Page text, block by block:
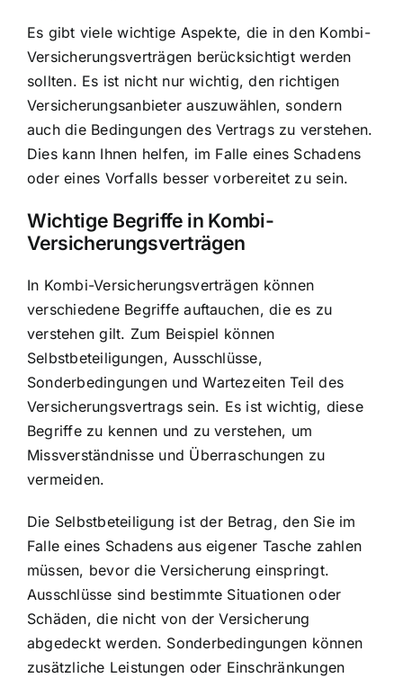
Es gibt viele wichtige Aspekte, die in den Kombi-
Versicherungsverträgen berücksichtigt werden
sollten. Es ist nicht nur wichtig, den richtigen
Versicherungsanbieter auszuwählen, sondern
auch die Bedingungen des Vertrags zu verstehen.
Dies kann Ihnen helfen, im Falle eines Schadens
oder eines Vorfalls besser vorbereitet zu sein.
Wichtige Begriffe in Kombi-
Versicherungsverträgen
In Kombi-Versicherungsverträgen können
verschiedene Begriffe auftauchen, die es zu
verstehen gilt. Zum Beispiel können
Selbstbeteiligungen, Ausschlüsse,
Sonderbedingungen und Wartezeiten Teil des
Versicherungsvertrags sein. Es ist wichtig, diese
Begriffe zu kennen und zu verstehen, um
Missverständnisse und Überraschungen zu
vermeiden.
Die Selbstbeteiligung ist der Betrag, den Sie im
Falle eines Schadens aus eigener Tasche zahlen
müssen, bevor die Versicherung einspringt.
Ausschlüsse sind bestimmte Situationen oder
Schäden, die nicht von der Versicherung
abgedeckt werden. Sonderbedingungen können
zusätzliche Leistungen oder Einschränkungen